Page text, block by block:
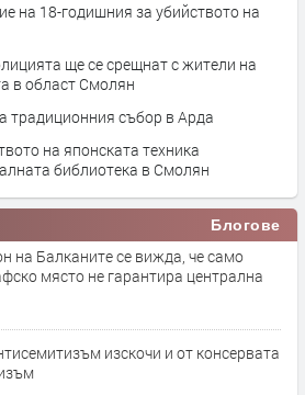
на 18-годишния за убийството на
ще се срещнат с жители на
в област Смолян
традиционния събор в Арда
на японската техника
библиотека в Смолян
Блогове
на Балканите се вижда, че само
място не гарантира централна
изскочи и от консервата